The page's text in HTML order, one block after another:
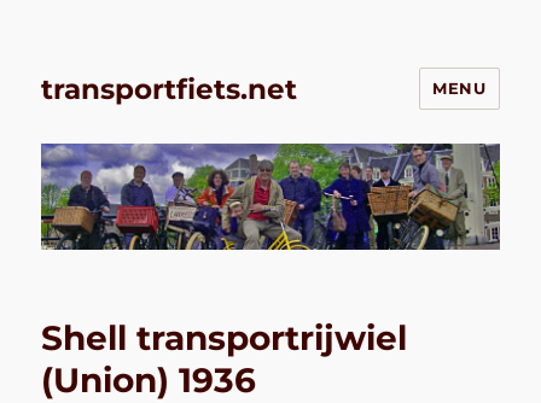
transportfiets.net MENU
Shell transportrijwiel
(Union) 1936